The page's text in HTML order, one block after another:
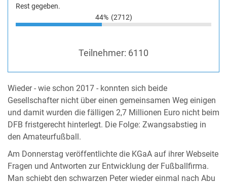
Rest gegeben.
44% (2712)
Teilnehmer: 6110
Wieder - wie schon 2017 - konnten sich beide
Gesellschafter nicht über einen gemeinsamen Weg einigen
und damit wurden die fälligen 2,7 Millionen Euro nicht beim
DFB fristgerecht hinterlegt. Die Folge: Zwangsabstieg in
den Amateurfußball.
Am Donnerstag veröffentlichte die KGaA auf ihrer Webseite
Fragen und Antworten zur Entwicklung der Fußballfirma.
Man schiebt den schwarzen Peter wieder einmal nach Abu